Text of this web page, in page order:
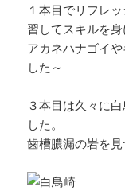
１本目でリフレ
習してスキルを
アカネハナゴイ
した～
３本目は久々に
した。
歯槽膿漏の岩を見